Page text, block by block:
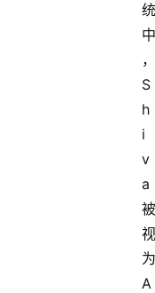
统
中
，
S
h
i
v
a
被
视
为
A